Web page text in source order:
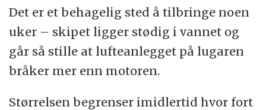
Det er et behagelig sted å tilbringe noen
uker – skipet ligger stødig i vannet og
går så stille at lufteanlegget på lugaren
bråker mer enn motoren.
Størrelsen begrenser imidlertid hvor fort